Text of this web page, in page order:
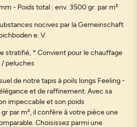
- Poids total : env. 3500 gr. par m²
nocives par la Gemeinschaft
e. V.
stratifié, * Convient pour le chauffage
/ peluches
de notre tapis à poils longs Feeling -
et de raffinement. Avec sa
impeccable et son poids
par m², il confère à votre pièce une
Choisissez parmi une